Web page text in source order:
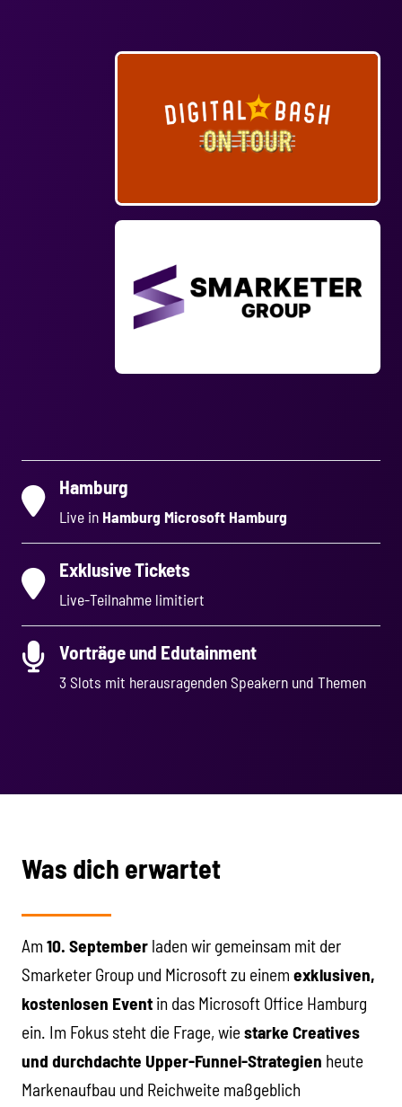
Hamburg
Live in Hamburg Microsoft Hamburg
Exklusive Tickets
Live-Teilnahme limitiert
Vorträge und Edutainment
3 Slots mit herausragenden Speakern und Themen
Was dich erwartet
Am 10. September laden wir gemeinsam mit der
Smarketer Group und Microsoft zu einem exklusiven,
kostenlosen Event in das Microsoft Office Hamburg
ein. Im Fokus steht die Frage, wiestarke Creatives
und durchdachte Upper-Funnel-Strategien heute
Markenaufbau und Reichweite maßgeblich